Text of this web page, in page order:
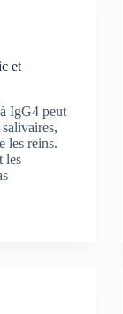
et
IgG4 peut
les reins.
les